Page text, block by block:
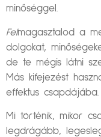
minőséggel.
Felmagasztalod a
dolgokat,
de te mégis látni
Más kifejezést
effektus csapdájába.
Mi történik, mikor
legdrágább,